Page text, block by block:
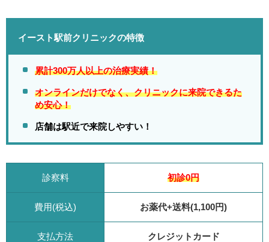
イースト駅前クリニックの特徴
累計300万人以上の治療実績！
オンラインだけでなく、クリニックに来院できるた
め安心！
店舗は駅近で来院しやすい！
診察料 初診0円
費用(税込) お薬代+送料(1,100円)
支払方法 クレジットカード